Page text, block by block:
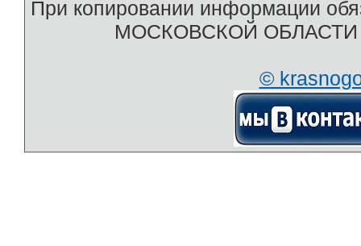
При копировании информации
МОСКОВСКОЙ ОБЛАСТИ
©